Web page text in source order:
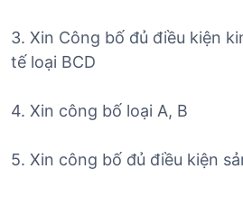
3. Xin Công bố đủ điều kiện
tế loại BCD
4. Xin công bố loại A, B
5. Xin công bố đủ điều kiện